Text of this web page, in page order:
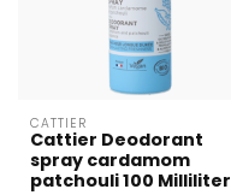
CATTIER
Cattier Deodorant
spray cardamom
patchouli 100 Milliliter